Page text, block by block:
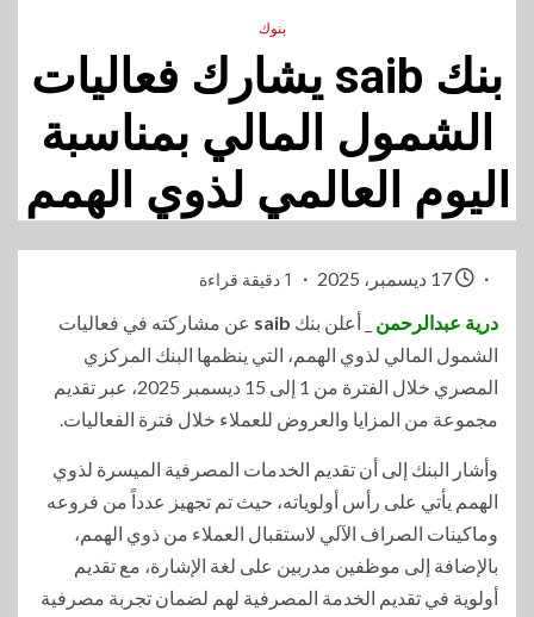
بنوك
بنك saib يشارك فعاليات
الشمول المالي بمناسبة
اليوم العالمي لذوي الهمم
1 دقيقة قراءة
درية عبدالرحمن _ أعلن بنك saib عن مشاركته في فعاليات
الشمول المالي لذوي الهمم، التي ينظمها البنك المركزي
المصري خلال الفترة من 1 إلى 15 ديسمبر 2025، عبر تقديم
مجموعة من المزايا والعروض للعملاء خلال فترة الفعاليات.
وأشار البنك إلى أن تقديم الخدمات المصرفية الميسرة لذوي
الهمم يأتي على رأس أولوياته، حيث تم تجهيز عدداً من فروعه
وماكينات الصراف الآلي لاستقبال العملاء من ذوي الهمم،
بالإضافة إلى موظفين مدربين على لغة الإشارة، مع تقديم
أولوية في تقديم الخدمة المصرفية لهم لضمان تجربة مصرفية